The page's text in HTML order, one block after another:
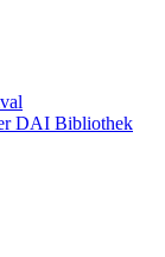
DAI Bibliothek